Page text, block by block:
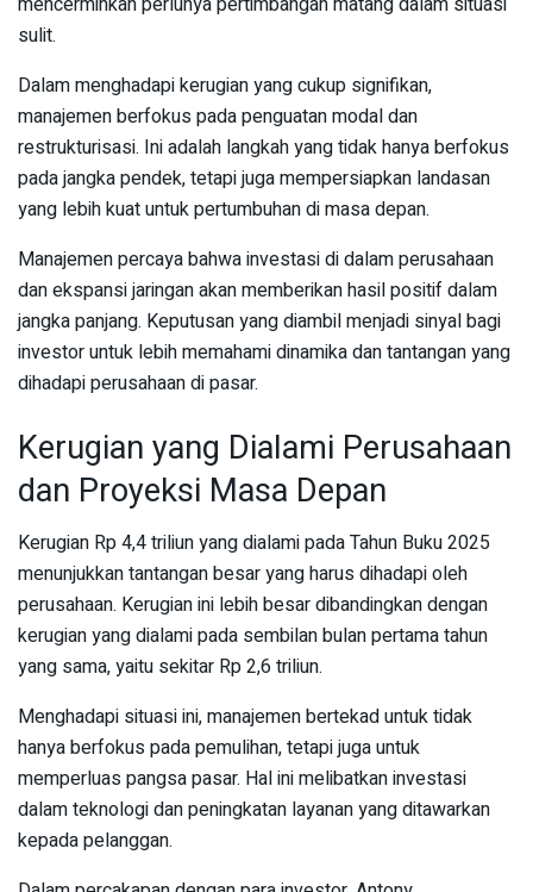
sulit.
Dalam menghadapi kerugian yang cukup signifikan,
manajemen berfokus pada penguatan modal dan
restrukturisasi. Ini adalah langkah yang tidak hanya berfokus
pada jangka pendek, tetapi juga mempersiapkan landasan
yang lebih kuat untuk pertumbuhan di masa depan.
Manajemen percaya bahwa investasi di dalam perusahaan
dan ekspansi jaringan akan memberikan hasil positif dalam
jangka panjang. Keputusan yang diambil menjadi sinyal bagi
investor untuk lebih memahami dinamika dan tantangan yang
dihadapi perusahaan di pasar.
Kerugian yang Dialami Perusahaan
dan Proyeksi Masa Depan
Kerugian Rp 4,4 triliun yang dialami pada Tahun Buku 2025
menunjukkan tantangan besar yang harus dihadapi oleh
perusahaan. Kerugian ini lebih besar dibandingkan dengan
kerugian yang dialami pada sembilan bulan pertama tahun
yang sama, yaitu sekitar Rp 2,6 triliun.
Menghadapi situasi ini, manajemen bertekad untuk tidak
hanya berfokus pada pemulihan, tetapi juga untuk
memperluas pangsa pasar. Hal ini melibatkan investasi
dalam teknologi dan peningkatan layanan yang ditawarkan
kepada pelanggan.